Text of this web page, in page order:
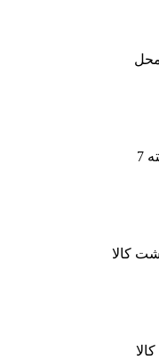
کالا